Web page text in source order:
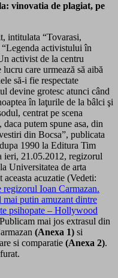
vinovatia de plagiat, pe
intitulata “Tovarasi,
“Legenda activistului în
activist de la centru
care urmează să aibă
să-i fie respectate
devine grotesc atunci când
în laţurile de la bâlci şi
centrat pe scena
putem spune asa, din
din Bocsa”, publicata
1990 la Editura Tim
ieri, 21.05.2012, regizorul
Universitatea de arta
aceasta acuzatie (Vedeti:
Ioan Carmazan.
mai putin amuzant dintre
psihopate – Hollywood
mai jos extrasul din
(Anexa 1) si
si comparatie (Anexa 2).